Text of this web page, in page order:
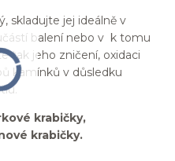
skladujte jej ideálně v
balení nebo v k tomu
tak jeho zničení, oxidaci
kamínků v důsledku
krabičky,
krabičky.